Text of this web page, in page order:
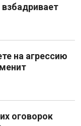
на агрессию
оговорок